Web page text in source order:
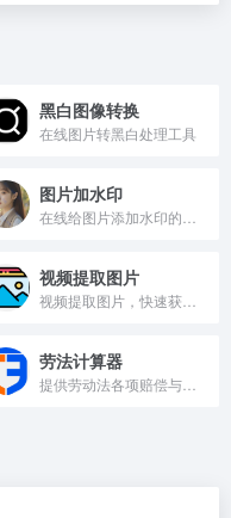
黑白图像转换
在线图片转黑白处理工具
图片加水印
视频提取图片
劳法计算器